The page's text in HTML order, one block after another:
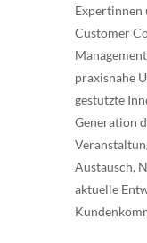
Expertinnen
Customer
praxisnahe
gestützte
Generation
Austausch,
aktuelle